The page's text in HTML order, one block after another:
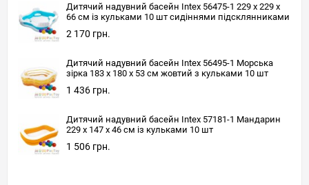
Дитячий надувний басейн Intex 56475-1 229 х 229 х
66 см із кульками 10 шт сидіннями підсклянниками
2 170 грн.
Дитячий надувний басейн Intex 56495-1 Морська
зірка 183 х 180 х 53 см жовтий з кульками 10 шт
1 436 грн.
Дитячий надувний басейн Intex 57181-1 Мандарин
229 х 147 х 46 см із кульками 10 шт
1 506 грн.